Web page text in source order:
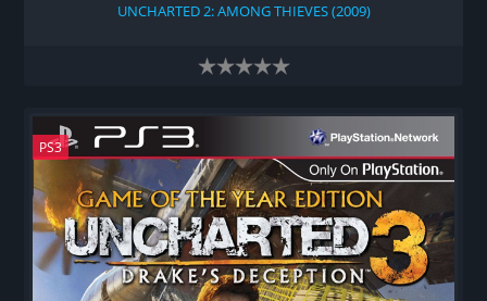
UNCHARTED 2: AMONG THIEVES (2009)
PS3